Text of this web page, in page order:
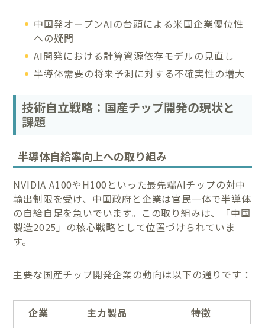
中国発オープンAIの台頭による米国企業優位性
への疑問
AI開発における計算資源依存モデルの見直し
半導体需要の将来予測に対する不確実性の増大
技術自立戦略：国産チップ開発の現状と
課題
半導体自給率向上への取り組み
NVIDIA A100やH100といった最先端AIチップの対中
輸出制限を受け、中国政府と企業は官民一体で半導体
の自給自足を急いでいます。この取り組みは、「中国
製造2025」の核心戦略として位置づけられていま
す。
主要な国産チップ開発企業の動向は以下の通りです：
企業 主力製品
特徴